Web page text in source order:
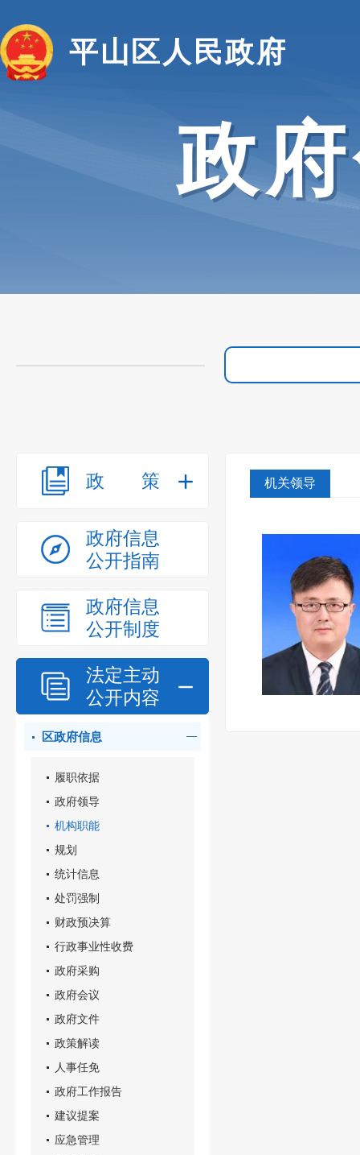
平山区人民政府
政
政策
政府信息
公开指南
政府信息
公开制度
法定主动
公开内容
区政府信息
履职依据
政府领导
机构职能
规划
统计信息
处罚强制
财政预决算
行政事业性收费
政府采购
政府会议
政府文件
政策解读
人事任免
政府工作报告
建议提案
应急管理
机关领导